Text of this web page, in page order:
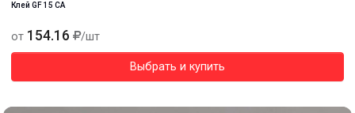
Клей GF 15 CA
от 154.16 /шт
Выбрать и купить